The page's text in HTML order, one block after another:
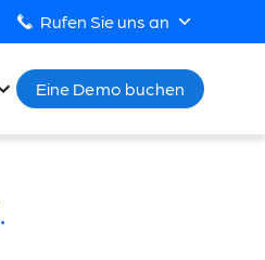
Rufen Sie uns an
Eine Demo buchen